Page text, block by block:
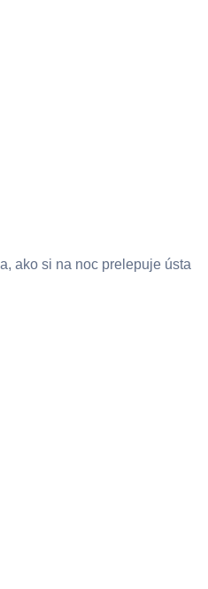
ako si na noc prelepuje ústa